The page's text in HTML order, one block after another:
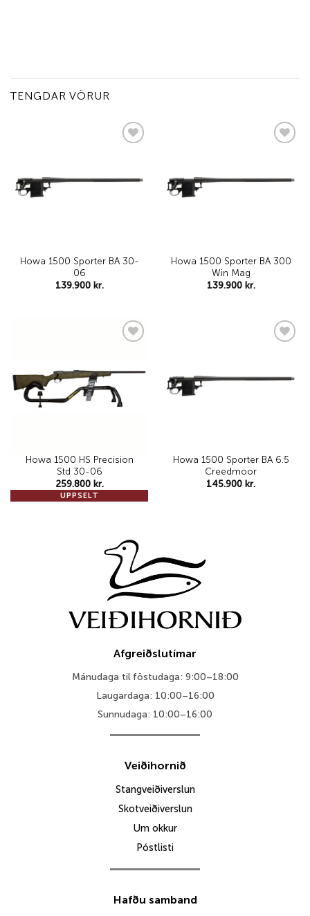
TENGDAR VÖRUR
Howa 1500 Sporter BA 30-
06
139.900 kr.
Howa 1500 Sporter BA 300
Win Mag
139.900 kr.
UPPSELT
Howa 1500 HS Precision
Std 30-06
259.800 kr.
Howa 1500 Sporter BA 6.5
Creedmoor
145.900 kr.
Afgreiðslutímar
Mánudaga til föstudaga: 9:00–18:00
Laugardaga: 10:00–16:00
Sunnudaga: 10:00–16:00
Veiðihornið
Stangveiðiverslun
Skotveiðiverslun
Um okkur
Póstlisti
Hafðu samband